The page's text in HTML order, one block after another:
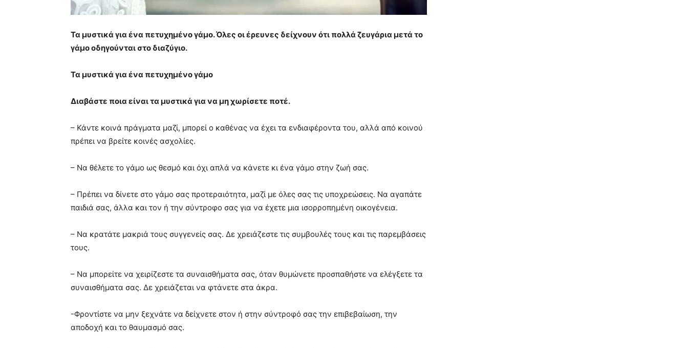
Τα μυστικά για ένα πετυχημένο γάμο. Όλες οι έρευνες δείχνουν ότι πολλά ζευγάρια μετά το
γάμο οδηγούνται στο διαζύγιο.
Τα μυστικά για ένα πετυχημένο γάμο
Διαβάστε ποια είναι τα μυστικά για να μη χωρίσετε ποτέ.
– Κάντε κοινά πράγματα μαζί, μπορεί ο καθένας να έχει τα ενδιαφέροντα του, αλλά από κοινού
πρέπει να βρείτε κοινές ασχολίες.
– Να θέλετε το γάμο ως θεσμό και όχι απλά να κάνετε κι ένα γάμο στην ζωή σας.
– Πρέπει να δίνετε στο γάμο σας προτεραιότητα, μαζί με όλες σας τις υποχρεώσεις. Να αγαπάτε
παιδιά σας, άλλα και τον ή την σύντροφο σας για να έχετε μια ισορροπημένη οικογένεια.
– Να κρατάτε μακριά τους συγγενείς σας. Δε χρειάζεστε τις συμβουλές τους και τις παρεμβάσεις
τους.
– Να μπορείτε να χειρίζεστε τα συναισθήματα σας, όταν θυμώνετε προσπαθήστε να ελέγξετε τα
συναισθήματα σας. Δε χρειάζεται να φτάνετε στα άκρα.
-Φροντίστε να μην ξεχνάτε να δείχνετε στον ή στην σύντροφό σας την επιβεβαίωση, την
αποδοχή και το θαυμασμό σας.